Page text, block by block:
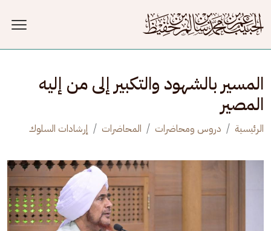
المسير بالشهود والتكبير إلى من إليه
المصير
الرئيسية دروس ومحاضرات المحاضرات إرشادات السلوك